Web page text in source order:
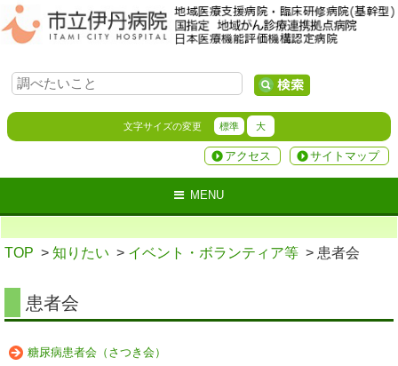
文字サイズの変更 標準 大
サイトマップ
アクセス
MENU
TOP > 知りたい > イベント・ボランティア等 > 患者会
患者会
糖尿病患者会（さつき会）